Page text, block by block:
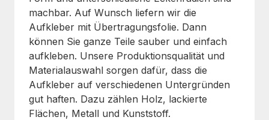
machbar. Auf Wunsch liefern wir die
Aufkleber mit Übertragungsfolie. Dann
können Sie ganze Teile sauber und einfach
aufkleben. Unsere Produktionsqualität und
Materialauswahl sorgen dafür, dass die
Aufkleber auf verschiedenen Untergründen
gut haften. Dazu zählen Holz, lackierte
Flächen, Metall und Kunststoff.